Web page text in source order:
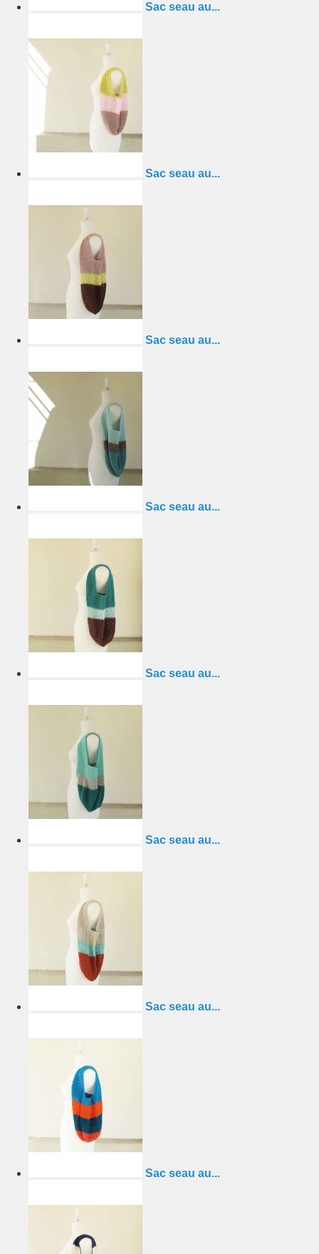
Sac seau au...
Sac seau au...
Sac seau au...
Sac seau au...
Sac seau au...
Sac seau au...
Sac seau au...
Sac seau au...